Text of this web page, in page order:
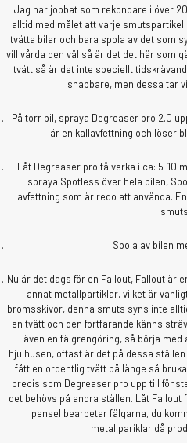
Jag har jobbat som rekondare i över
alltid med målet att varje
tvätta bilar och bara spola av det som
vill vårda den väl så är det det här som
tvätt så är det inte speciellt
snabbare, men dessa tar
På torr bil, spraya Degreaser pro 2.0
är en kallavfettning och löser
Låt Degreaser pro få verka i ca: 5-10
spraya Spotless över hela bilen,
avfettning som är redo att använda.
Spola av bilen
Nu är det dags för en Fallout, Fallout är
annat metallpartiklar, vilket är
bromsskivor, denna smuts syns inte
en tvätt och den fortfarande känns
även en fälgrengöring, så börja
hjulhusen, oftast är det på dessa
fått en ordentlig tvätt på länge så
precis som Degreaser pro upp till
det behövs på andra ställen. Låt Fallout
pensel bearbetar fälgarna, du
metallpariklar då